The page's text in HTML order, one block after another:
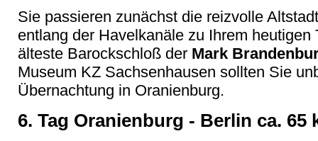
Sie passieren zunächst die reizvolle
entlang der Havelkanäle zu Ihrem
älteste Barockschloß der Mark
Museum KZ Sachsenhausen sollten Sie
Übernachtung in Oranienburg.
6. Tag Oranienburg - Berlin ca. 65